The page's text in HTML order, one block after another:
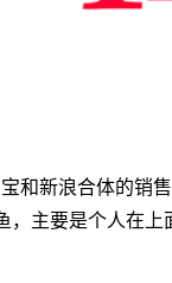
和新浪合体的销
主要是个人在